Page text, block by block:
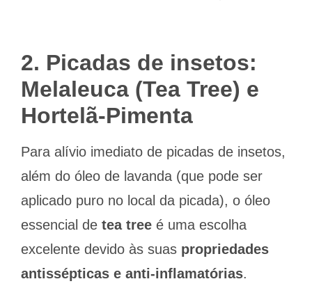
2. Picadas de insetos:
Melaleuca (Tea Tree) e
Hortelã-Pimenta
Para alívio imediato de picadas de insetos,
além do óleo de lavanda (que pode ser
aplicado puro no local da picada), o óleo
essencial de tea tree é uma escolha
excelente devido às suas propriedades
antissépticas e anti-inflamatórias.